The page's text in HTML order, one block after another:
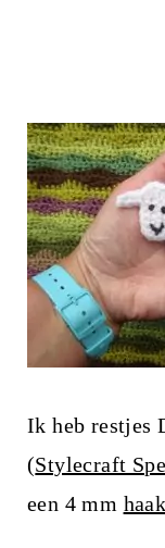
Ik heb restjes
(Stylecraft
een 4 mm